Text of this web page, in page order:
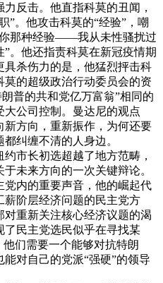
反击。他直指科莫的丑闻，
”。他攻击科莫的“经验”，嘲
那种经验——我从未性骚扰过
”。他还指责科莫在新冠疫情期
具杀伤力的是，他猛烈抨击科
的超级政治行动委员会的资
普的共和党亿万富翁”相同的
公司控制。曼达尼的观点
新方向，重新振作，为何还要
纠缠不清的人身边。
市长初选超越了地方范畴，
未来方向的一次关键辩论。
党内的重要声音，他的崛起代
薪阶层经济问题的民主党方
对重新关注核心经济议题的渴
了民主党选民似乎在寻找某
们需要一个能够对抗特朗
对自己的党派“强硬”的领导